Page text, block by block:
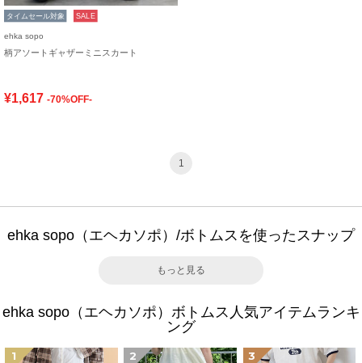
タイムセール対象 SALE
ehka sopo
柄アソートギャザーミニスカート
¥1,617 -70%OFF-
1
ehka sopo（エヘカソポ）/ボトムスを使ったスナップ
もっと見る
ehka sopo（エヘカソポ）ボトムス人気アイテムランキ
ング
1 2 3